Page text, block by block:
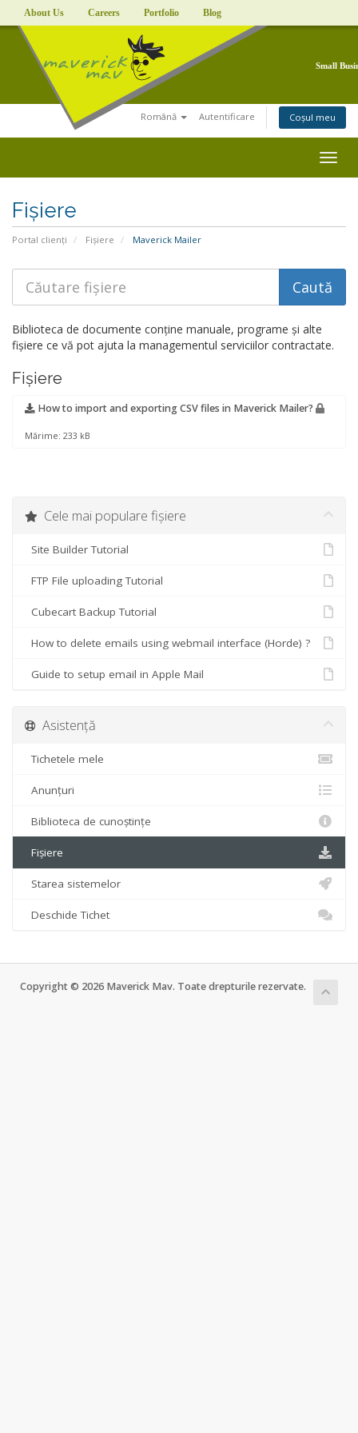
About Us Careers Portfolio Blog
Small
Română Autentificare Coșul meu
Fișiere
Portal clienți Fișiere Maverick Mailer
Biblioteca de documente conține manuale, programe și alte
fișiere ce vă pot ajuta la managementul serviciilor contractate.
Fișiere
How to import and exporting CSV files in Maverick Mailer?
Mărime: 233 kB
Cele mai populare fișiere
Site Builder Tutorial
FTP File uploading Tutorial
Cubecart Backup Tutorial
How to delete emails using webmail interface (Horde) ?
Guide to setup email in Apple Mail
Asistență
Tichetele mele
Anunțuri
Biblioteca de cunoștințe
Fișiere
Starea sistemelor
Deschide Tichet
Copyright © 2026 Maverick Mav. Toate drepturile rezervate.